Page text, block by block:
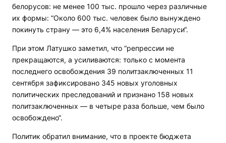
белорусов: не менее 100 тыс. прошло через различные
их формы: “Около 600 тыс. человек было вынуждено
покинуть страну — это 6,4% населения Беларуси“.
При этом Латушко заметил, что “репрессии не
прекращаются, а усиливаются: только с момента
последнего освобождения 39 политзаключенных 11
сентября зафиксировано 345 новых уголовных
политических преследований и признано 158 новых
политзаключенных — в четыре раза больше, чем было
освобождено“.
Политик обратил внимание, что в проекте бюджета